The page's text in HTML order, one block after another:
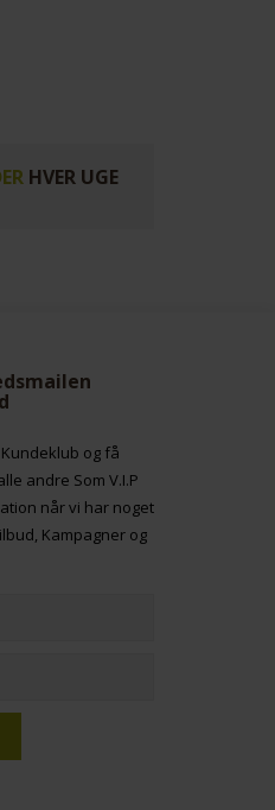
HVER UGE
og få
andre Som V.I.P
når vi har noget
Kampagner og